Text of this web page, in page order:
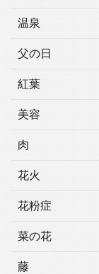
温泉
父の日
紅葉
美容
肉
花火
花粉症
菜の花
藤